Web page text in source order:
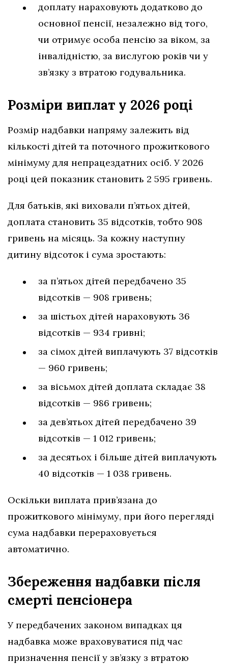
доплату нараховують додатково до
основної пенсії, незалежно від того,
чи отримує особа пенсію за віком, за
інвалідністю, за вислугою років чи у
зв’язку з втратою годувальника.
Розміри виплат у 2026 році
Розмір надбавки напряму залежить від
кількості дітей та поточного прожиткового
мінімуму для непрацездатних осіб. У 2026
році цей показник становить 2 595 гривень.
Для батьків, які виховали п’ятьох дітей,
доплата становить 35 відсотків, тобто 908
гривень на місяць. За кожну наступну
дитину відсоток і сума зростають:
за п’ятьох дітей передбачено 35
відсотків — 908 гривень;
за шістьох дітей нараховують 36
відсотків — 934 гривні;
за сімох дітей виплачують 37 відсотків
— 960 гривень;
за вісьмох дітей доплата складає 38
відсотків — 986 гривень;
за дев’ятьох дітей передбачено 39
відсотків — 1 012 гривень;
за десятьох і більше дітей виплачують
40 відсотків — 1 038 гривень.
Оскільки виплата прив’язана до
прожиткового мінімуму, при його перегляді
сума надбавки перераховується
автоматично.
Збереження надбавки після
смерті пенсіонера
У передбачених законом випадках ця
надбавка може враховуватися під час
призначення пенсії у зв’язку з втратою